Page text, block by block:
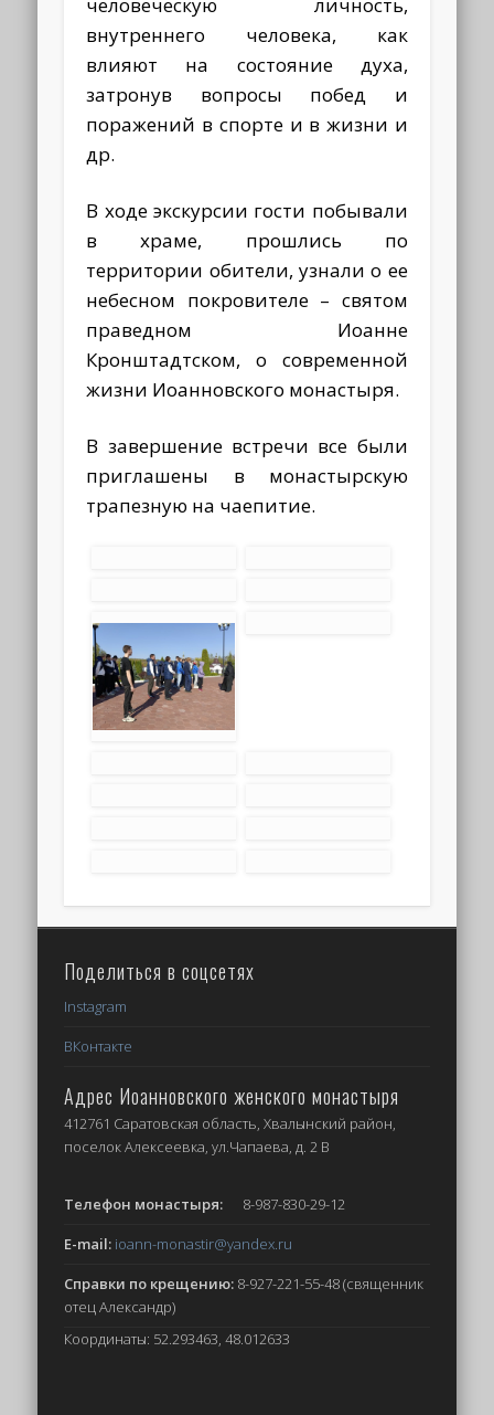
внутреннего человека, как
влияют на состояние духа,
затронув вопросы побед и
поражений в спорте и в жизни и
др.
В ходе экскурсии гости побывали
в храме, прошлись по
территории обители, узнали о ее
небесном покровителе – святом
праведном Иоанне
Кронштадтском, о современной
жизни Иоанновского монастыря.
В завершение встречи все были
приглашены в монастырскую
трапезную на чаепитие.
Поделиться в соцсетях
Instagram
ВКонтакте
Адрес Иоанновского женского монастыря
412761 Саратовская область, Хвалынский район,
поселок Алексеевка, ул.Чапаева, д. 2 В
Телефон монастыря:
8-987-830-29-12
E-mail: ioann-monastir@yandex.ru
Справки по крещению: 8-927-221-55-48 (священник
отец Александр)
Координаты: 52.293463, 48.012633